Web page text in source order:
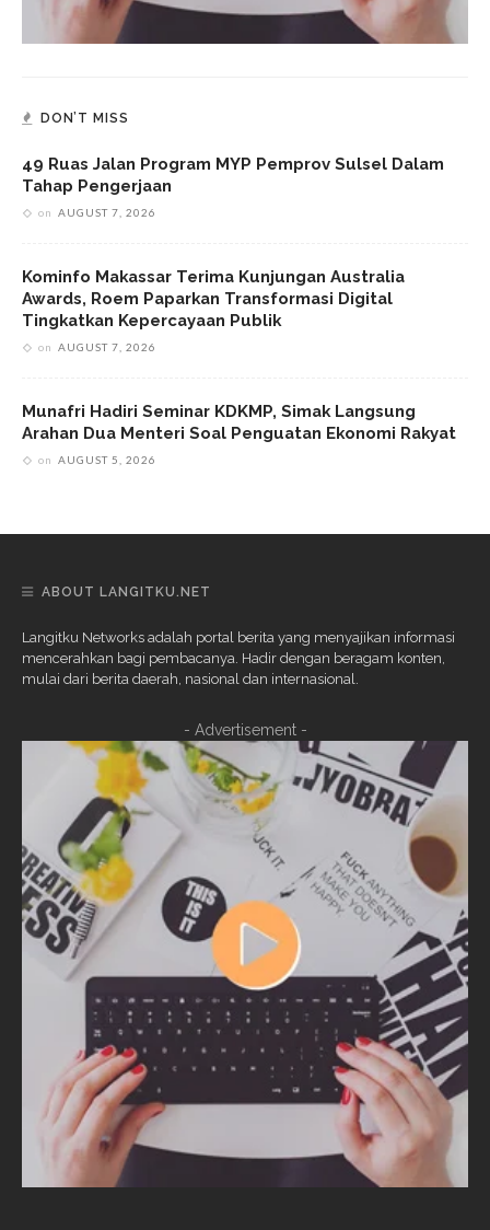
DON’T MISS
49 Ruas Jalan Program MYP Pemprov Sulsel Dalam
Tahap Pengerjaan
on AUGUST 7, 2026
Kominfo Makassar Terima Kunjungan Australia
Awards, Roem Paparkan Transformasi Digital
Tingkatkan Kepercayaan Publik
on AUGUST 7, 2026
Munafri Hadiri Seminar KDKMP, Simak Langsung
Arahan Dua Menteri Soal Penguatan Ekonomi Rakyat
on AUGUST 5, 2026
ABOUT LANGITKU.NET
Langitku Networks adalah portal berita yang menyajikan informasi
mencerahkan bagi pembacanya. Hadir dengan beragam konten,
mulai dari berita daerah, nasional dan internasional.
- Advertisement -